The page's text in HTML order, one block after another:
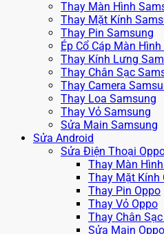
Thay Màn Hình
Thay Mặt Kính
Thay Pin Samsung
Ép Cổ Cáp Màn
Thay Kính Lưng
Thay Chân Sạc
Thay Camera
Thay Loa Samsung
Thay Vỏ Samsung
Sửa Main Samsung
Sửa Android
Sửa Điện Thoại
Thay Màn
Thay Mặt Kính
Thay Pin Oppo
Thay Vỏ Oppo
Thay Chân
Sửa Main Oppo